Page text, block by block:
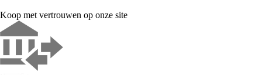
Koop met vertrouwen op onze site